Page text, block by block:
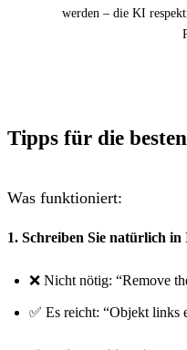
werden – die KI
Tipps für die
Was funktioniert:
1. Schreiben Sie natürlich
❌ Nicht nötig: “Remove
✅ Es reicht: “Objekt links